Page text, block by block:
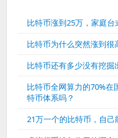
比特币涨到25万，家庭
比特币为什么突然涨到很
比特币还有多少没有挖掘
比特币全网算力的70%
特币体系吗？
21万一个的比特币，自己